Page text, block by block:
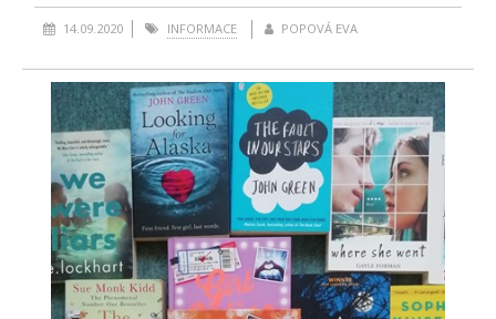
14.09.2020 INFORMACE POPOVÁ EVA